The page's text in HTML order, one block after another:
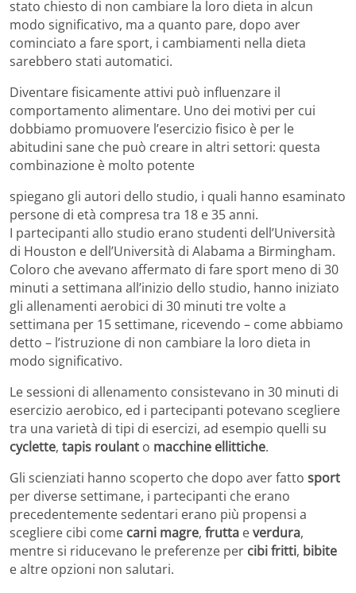
stato chiesto di non cambiare la loro dieta in alcun
modo significativo, ma a quanto pare, dopo aver
cominciato a fare sport, i cambiamenti nella dieta
sarebbero stati automatici.
Diventare fisicamente attivi può influenzare il
comportamento alimentare. Uno dei motivi per cui
dobbiamo promuovere l’esercizio fisico è per le
abitudini sane che può creare in altri settori: questa
combinazione è molto potente
spiegano gli autori dello studio, i quali hanno esaminato
persone di età compresa tra 18 e 35 anni.
I partecipanti allo studio erano studenti dell’Università
di Houston e dell’Università di Alabama a Birmingham.
Coloro che avevano affermato di fare sport meno di 30
minuti a settimana all’inizio dello studio, hanno iniziato
gli allenamenti aerobici di 30 minuti tre volte a
settimana per 15 settimane, ricevendo – come abbiamo
detto – l’istruzione di non cambiare la loro dieta in
modo significativo.
Le sessioni di allenamento consistevano in 30 minuti di
esercizio aerobico, ed i partecipanti potevano scegliere
tra una varietà di tipi di esercizi, ad esempio quelli su
cyclette, tapis roulant o macchine ellittiche.
Gli scienziati hanno scoperto che dopo aver fatto sport
per diverse settimane, i partecipanti che erano
precedentemente sedentari erano più propensi a
scegliere cibi come carni magre, frutta everdura,
mentre si riducevano le preferenze per cibi fritti, bibite
e altre opzioni non salutari.